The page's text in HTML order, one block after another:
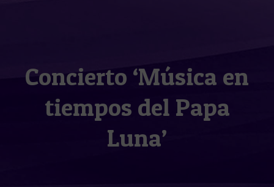
Concierto ‘Música en
tiempos del Papa
Luna’